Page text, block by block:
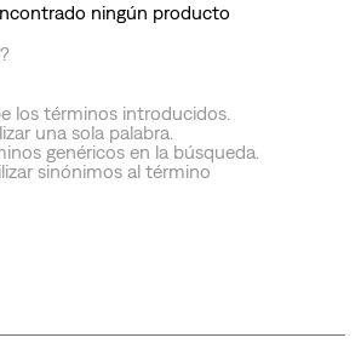
ningún producto
los términos introducidos.
una sola palabra.
genéricos en la búsqueda.
sinónimos al término